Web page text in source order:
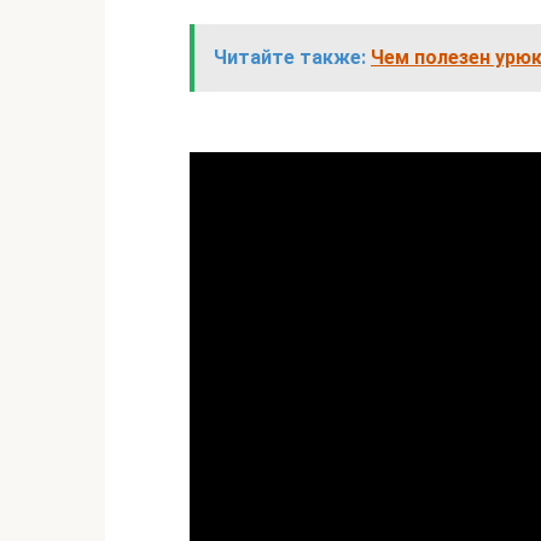
Читайте также: Чем полезен